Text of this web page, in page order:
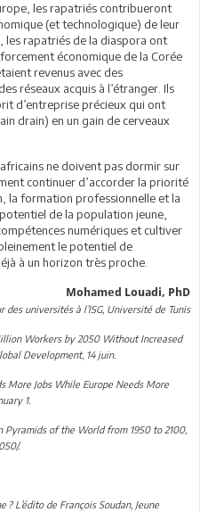
les rapatriés contribueront
(et technologique) de leur
les rapatriés de la diaspora ont
économique de la Corée
revenus avec des
réseaux acquis à l’étranger. Ils
d’entreprise précieux qui ont
drain) en un gain de cerveaux
ne doivent pas dormir sur
continuer d’accorder la priorité
la formation professionnelle et la
de la population jeune,
numériques et cultiver
le potentiel de
à un horizon très proche.
Mohamed Louadi, PhD
des universités à l’ISG, Université de Tunis
Workers by 2050 Without Increased
Development, 14 juin.
More Jobs While Europe Needs More
1.
Pyramids of the World from 1950 to 2100,
.
? L’édito de François Soudan, Jeune